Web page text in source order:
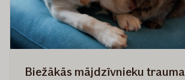
Biežākās mājdzīvnieku